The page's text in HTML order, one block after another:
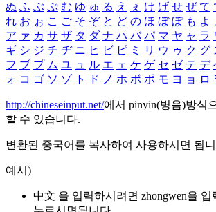
ぬ ふ ぶ ぷ む ゆ ゅ る え ぇ け げ せ ぜ て
れ お ぉ こ ご そ ぞ と ど の ほ ぼ ぽ も よ
ア ァ カ サ ザ タ ダ ナ ハ バ パ マ ヤ ャ ラ
ギ シ ジ チ ヂ ニ ヒ ビ ピ ミ リ ウ ゥ ク グ
フ ブ プ ム ユ ュ ル エ ェ ケ ゲ セ ゼ テ デ
ォ コ ゴ ソ ゾ ト ド ノ ホ ボ ポ モ ヨ ョ ロ
http://chineseinput.net/에서 pinyin(병음)방식
할 수 있습니다.
변환된 중국어를 복사하여 사용하시면 됩
예시)
中文 을 입력하시려면 zhongwen을 입